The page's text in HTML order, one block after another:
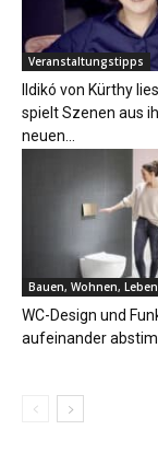
Veranstaltungstipps
Ildikó von Kürthy
spielt Szenen aus
neuen...
Bauen, Wohnen, Leben
WC-Design und
aufeinander